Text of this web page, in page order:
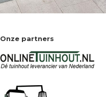
Onze partners